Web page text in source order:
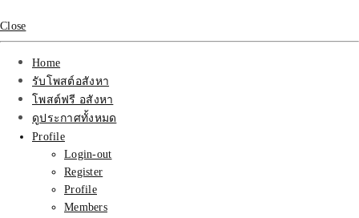
บ้านที่ดิน ราคา ถูกและดี
ที่สุด บริการ โปรโมท
โฆษณารับโพสอสังหา ทีม
งาน บริํษัทใหญ่ เว็บขาย
บ้าน คุณภาพอันดับ1
SEOขายบ้าน
Close
Home
รับโพสต์อสังหา
โพสต์ฟรี อสังหา
ดูประกาศทั้งหมด
Profile
Login-out
Register
Profile
Members